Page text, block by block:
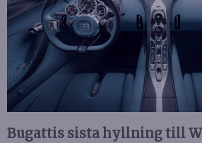
Bugattis sista hyllning till